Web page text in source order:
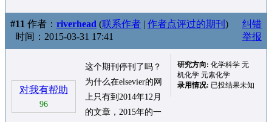
#11 作者： riverhead (联系作者 | 作者点评过的期刊 )
时间：2015-03-31 17:41
纠错
举报
对我有帮助
96
这个期刊停刊了吗？
为什么在elsevier的网
上只有到2014年12月
的文章，2015年的一
研究方向: 化学科学 无
机化学 元素化学
录用情况: 已投结果未知